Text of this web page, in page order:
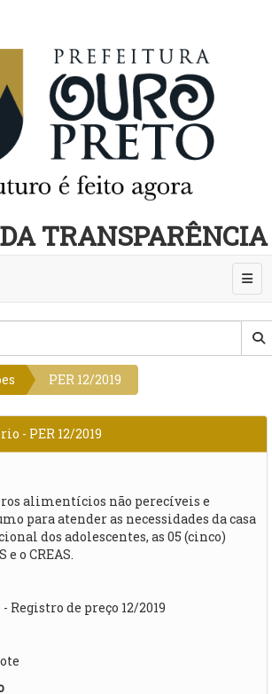
TRANSPARÊNCIA
PER 12/2019
- PER 12/2019
alimentícios não perecíveis e
para atender as necessidades da casa
dos adolescentes, as 05 (cinco)
e o CREAS.​
Registro de preço 12/2019